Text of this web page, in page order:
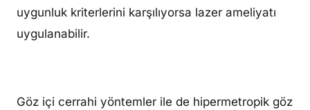
uygunluk kriterlerini karşılıyorsa lazer ameliyatı
uygulanabilir.
Göz içi cerrahi yöntemler ile de hipermetropik göz